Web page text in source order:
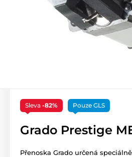
Sleva -82% Pouze GLS
Grado Prestige
Přenoska Grado určená